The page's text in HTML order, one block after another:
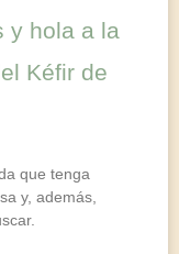
y hola a la
Kéfir de
que tenga
y, además,